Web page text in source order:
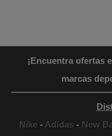
¡Encuentra ofertas
marcas
Nike- Adidas- New